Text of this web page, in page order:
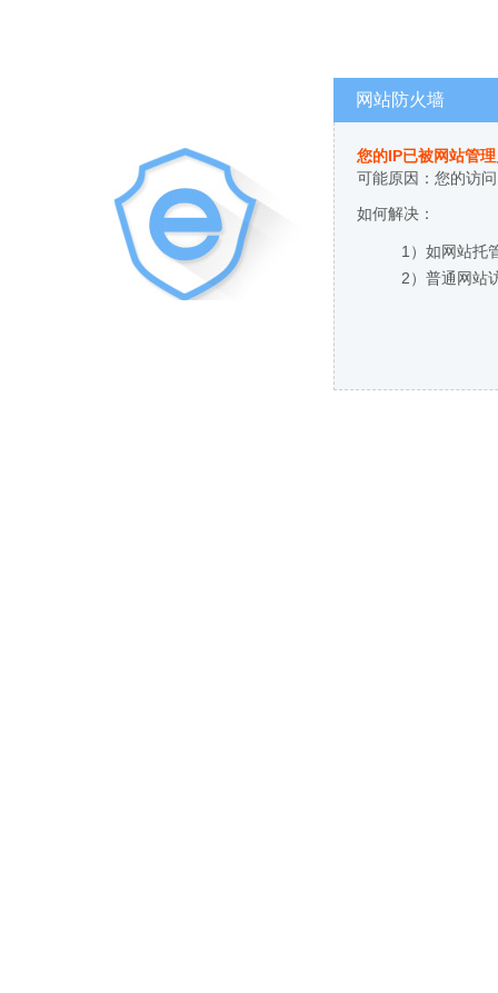
网站防火墙
您的IP已被网站管
可能原因：您的访
如何解决：
1）如网站托
2）普通网站